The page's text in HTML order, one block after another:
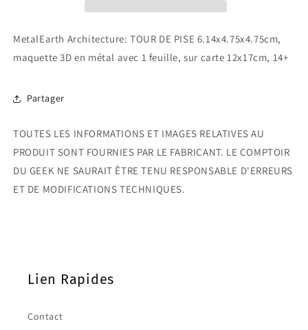
MetalEarth Architecture: TOUR DE PISE 6.14x4.75x4.75cm,
maquette 3D en métal avec 1 feuille, sur carte 12x17cm, 14+
Partager
TOUTES LES INFORMATIONS ET IMAGES RELATIVES AU
PRODUIT SONT FOURNIES PAR LE FABRICANT. LE COMPTOIR
DU GEEK NE SAURAIT ÊTRE TENU RESPONSABLE D'ERREURS
ET DE MODIFICATIONS TECHNIQUES.
Lien Rapides
Contact